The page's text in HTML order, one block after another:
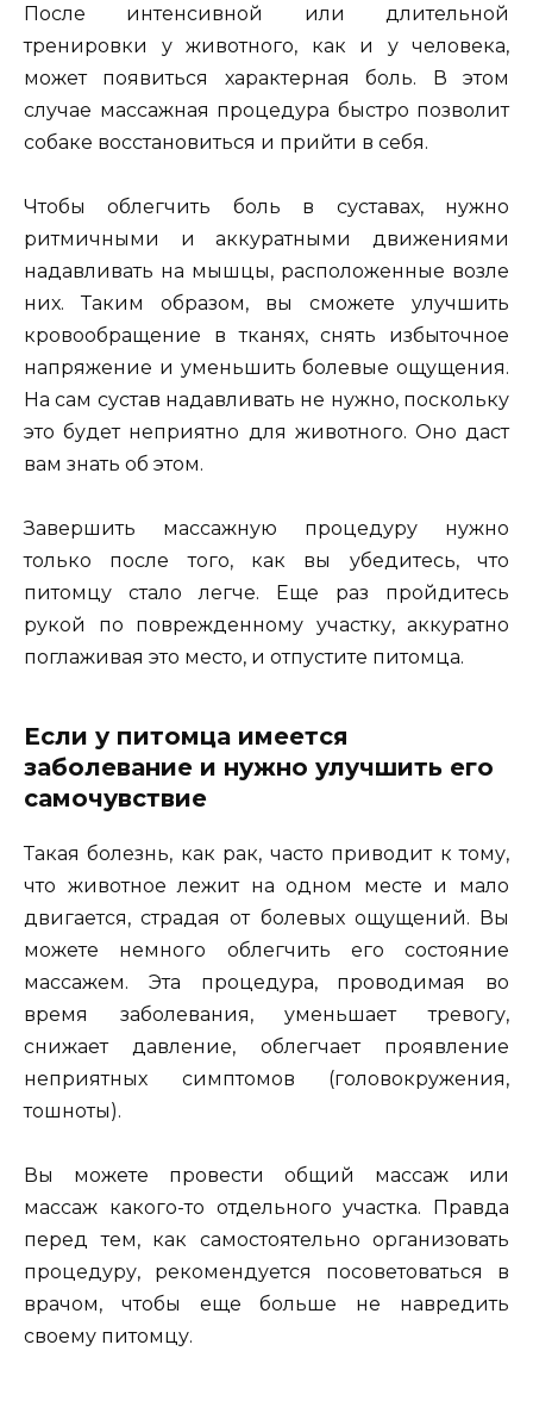
После интенсивной или длительной
тренировки у животного, как и у человека,
может появиться характерная боль. В этом
случае массажная процедура быстро позволит
собаке восстановиться и прийти в себя.
Чтобы облегчить боль в суставах, нужно
ритмичными и аккуратными движениями
надавливать на мышцы, расположенные возле
них. Таким образом, вы сможете улучшить
кровообращение в тканях, снять избыточное
напряжение и уменьшить болевые ощущения.
На сам сустав надавливать не нужно, поскольку
это будет неприятно для животного. Оно даст
вам знать об этом.
Завершить массажную процедуру нужно
только после того, как вы убедитесь, что
питомцу стало легче. Еще раз пройдитесь
рукой по поврежденному участку, аккуратно
поглаживая это место, и отпустите питомца.
Если у питомца имеется
заболевание и нужно улучшить его
самочувствие
Такая болезнь, как рак, часто приводит к тому,
что животное лежит на одном месте и мало
двигается, страдая от болевых ощущений. Вы
можете немного облегчить его состояние
массажем. Эта процедура, проводимая во
время заболевания, уменьшает тревогу,
снижает давление, облегчает проявление
неприятных симптомов (головокружения,
тошноты).
Вы можете провести общий массаж или
массаж какого-то отдельного участка. Правда
перед тем, как самостоятельно организовать
процедуру, рекомендуется посоветоваться в
врачом, чтобы еще больше не навредить
своему питомцу.